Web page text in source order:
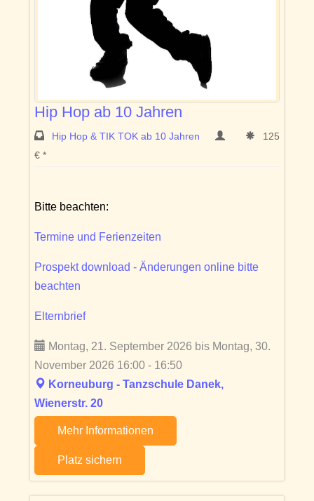
Hip Hop ab 10 Jahren
Hip Hop & TIK TOK ab 10 Jahren
125
€ *
Bitte beachten:
Termine und Ferienzeiten
Prospekt download - Änderungen online bitte
beachten
Elternbrief
Montag, 21. September 2026 bis Montag, 30.
November 2026 16:00 - 16:50
Korneuburg - Tanzschule Danek,
Wienerstr. 20
Mehr Informationen
Platz sichern